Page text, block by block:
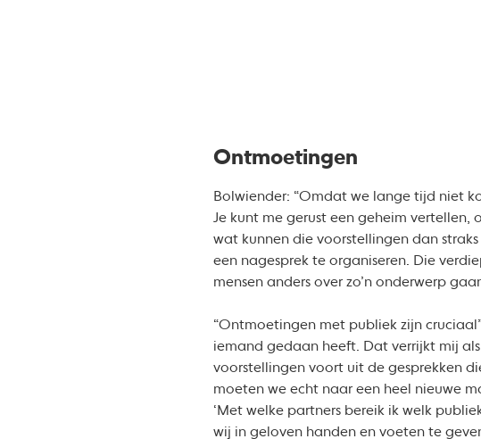
Ontmoetingen
Bolwiender: “Omdat we lange tijd niet
Je kunt me gerust een geheim vertellen,
wat kunnen die voorstellingen dan
een nagesprek te organiseren. Die
mensen anders over zo’n onderwerp
“Ontmoetingen met publiek zijn
iemand gedaan heeft. Dat verrijkt mij
voorstellingen voort uit de gesprekken
moeten we echt naar een heel nieuwe
‘Met welke partners bereik ik welk
wij in geloven handen en voeten te